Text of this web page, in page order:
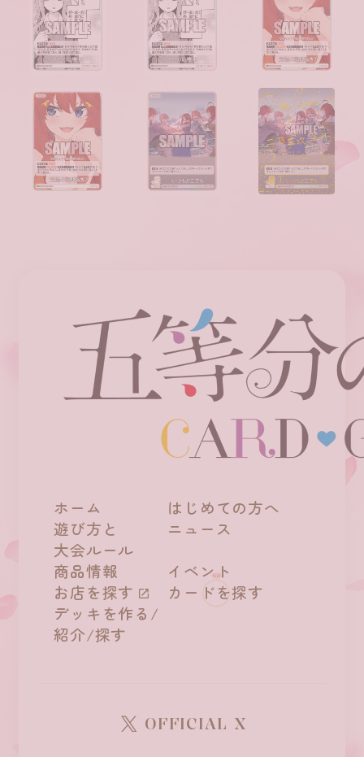
ホーム
はじめての方へ
遊び方と
大会ルール
ニュース
商品情報
イベント
お店を探す
カードを探す
デッキを作る/
紹介/探す
OFFICIAL X